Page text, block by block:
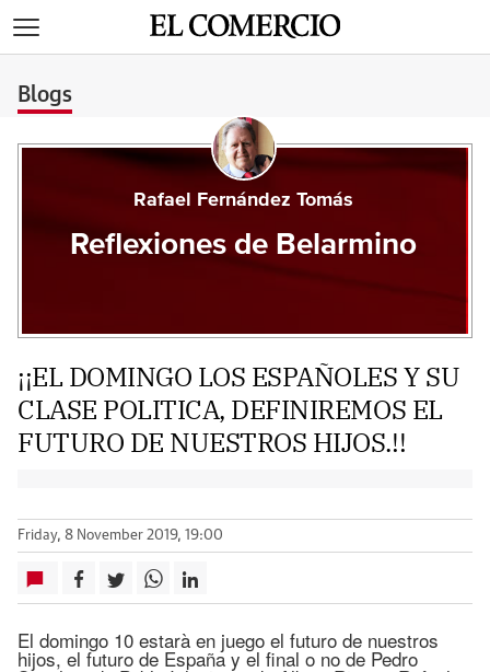
Blogs
Rafael Fernández Tomás
Reflexiones de Belarmino
¡¡EL DOMINGO LOS ESPAÑOLES Y SU
CLASE POLITICA, DEFINIREMOS EL
FUTURO DE NUESTROS HIJOS.!!
Friday, 8 November 2019, 19:00
El domingo 10 estarà en juego el futuro de nuestros
hijos, el futuro de España y el final o no de Pedro